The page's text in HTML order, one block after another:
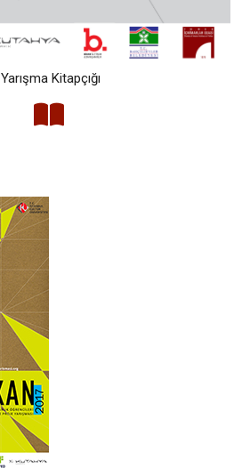
Yarışma Kitapçığı